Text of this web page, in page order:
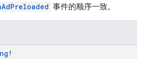
事件的顺序一致。
!